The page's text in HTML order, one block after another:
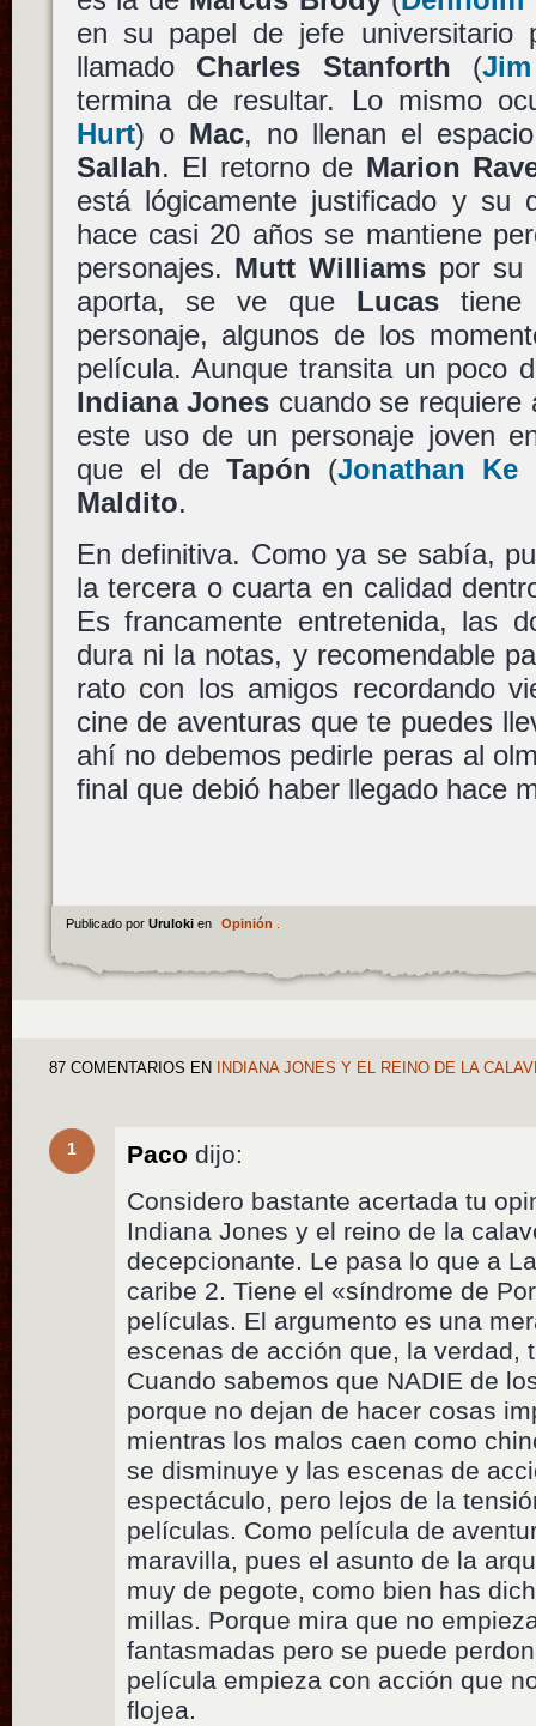
en su papel de jefe universitario
llamado Charles Stanforth (
termina de resultar. Lo mismo
Hurt) o Mac, no llenan el
Sallah. El retorno de Marion
está lógicamente justificado y su
hace casi 20 años se mantiene
personajes. Mutt Williams por su
aporta, se ve que Lucas tiene
personaje, algunos de los
película. Aunque transita un poco
Indiana Jones cuando se
este uso de un personaje joven
que el de Tapón (Jonathan Ke
Maldito.
En definitiva. Como ya se sabía,
la tercera o cuarta en calidad
Es francamente entretenida, las
dura ni la notas, y recomendable
rato con los amigos recordando
cine de aventuras que te puedes
ahí no debemos pedirle peras al
final que debió haber llegado hace
Publicado por Uruloki en Opinión
87 COMENTARIOS EN INDIANA JONES Y EL REINO DE LA
1 Paco dijo:
Considero bastante acertada tu
Indiana Jones y el reino de la
decepcionante. Le pasa lo que a
caribe 2. Tiene el «síndrome de
películas. El argumento es una
escenas de acción que, la verdad,
Cuando sabemos que NADIE de
porque no dejan de hacer cosas
mientras los malos caen como
se disminuye y las escenas de
espectáculo, pero lejos de la
películas. Como película de
maravilla, pues el asunto de la
muy de pegote, como bien has
millas. Porque mira que no
fantasmadas pero se puede
película empieza con acción que
flojea.